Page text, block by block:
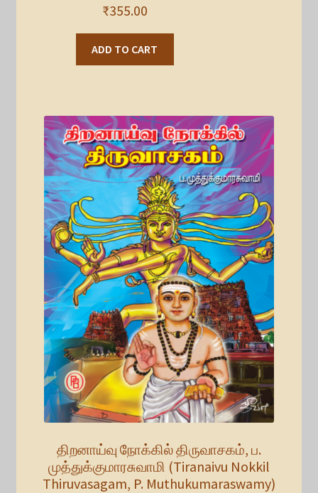
₹355.00
ADD TO CART
திறனாய்வு நோக்கில் திருவாசகம், ப.
முத்துக்குமாரசுவாமி (Tiranaivu Nokkil
Thiruvasagam, P. Muthukumaraswamy)